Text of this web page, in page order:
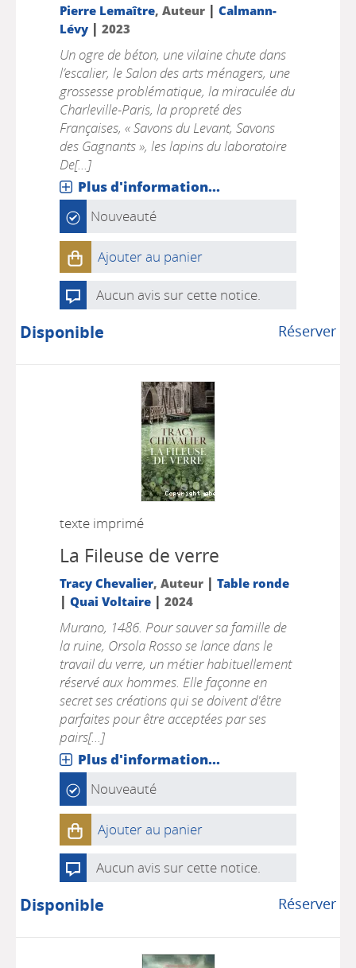
Pierre Lemaître, Auteur | Calmann-
Lévy| 2023
Un ogre de béton, une vilaine chute dans
l’escalier, le Salon des arts ménagers, une
grossesse problématique, la miraculée du
Charleville-Paris, la propreté des
Françaises, « Savons du Levant, Savons
des Gagnants », les lapins du laboratoire
De[...]
Plus d'information...
Nouveauté
Ajouter au panier
Aucun avis sur cette notice.
Réserver
Disponible
texte imprimé
La Fileuse de verre
Tracy Chevalier, Auteur | Table ronde
| Quai Voltaire| 2024
Murano, 1486. Pour sauver sa famille de
la ruine, Orsola Rosso se lance dans le
travail du verre, un métier habituellement
réservé aux hommes. Elle façonne en
secret ses créations qui se doivent d'être
parfaites pour être acceptées par ses
pairs[...]
Plus d'information...
Nouveauté
Ajouter au panier
Aucun avis sur cette notice.
Réserver
Disponible